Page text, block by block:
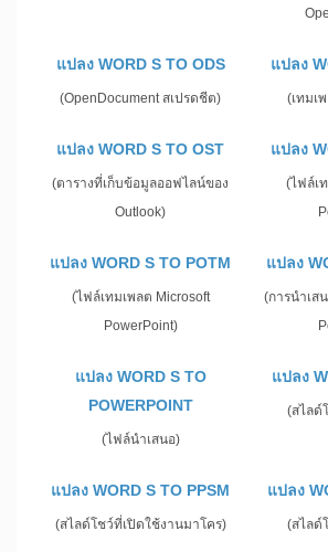
แปลง WORD S TO ODS
(OpenDocument สเปรดชีต)
แปลง
(เทมเ
แปลง WORD S TO OST
(ตารางที่เก็บข้อมูลออฟไลน์ของ
Outlook)
แปลง
(ไฟล์เ
แปลง WORD S TO POTM
(ไฟล์เทมเพลต Microsoft
PowerPoint)
แปลง
(การนำเส
แปลง WORD S TO
POWERPOINT
(ไฟล์นำเสนอ)
แปลง
(สไลด์
แปลง WORD S TO PPSM
(สไลด์โชว์ที่เปิดใช้งานมาโคร)
แปลง
(สไลด์